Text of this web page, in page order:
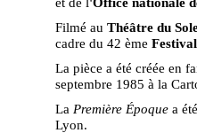
Filmé au Théâtre du
cadre du 42 ème
La pièce a été créée en
septembre 1985 à la
La Première Époquea
Lyon.